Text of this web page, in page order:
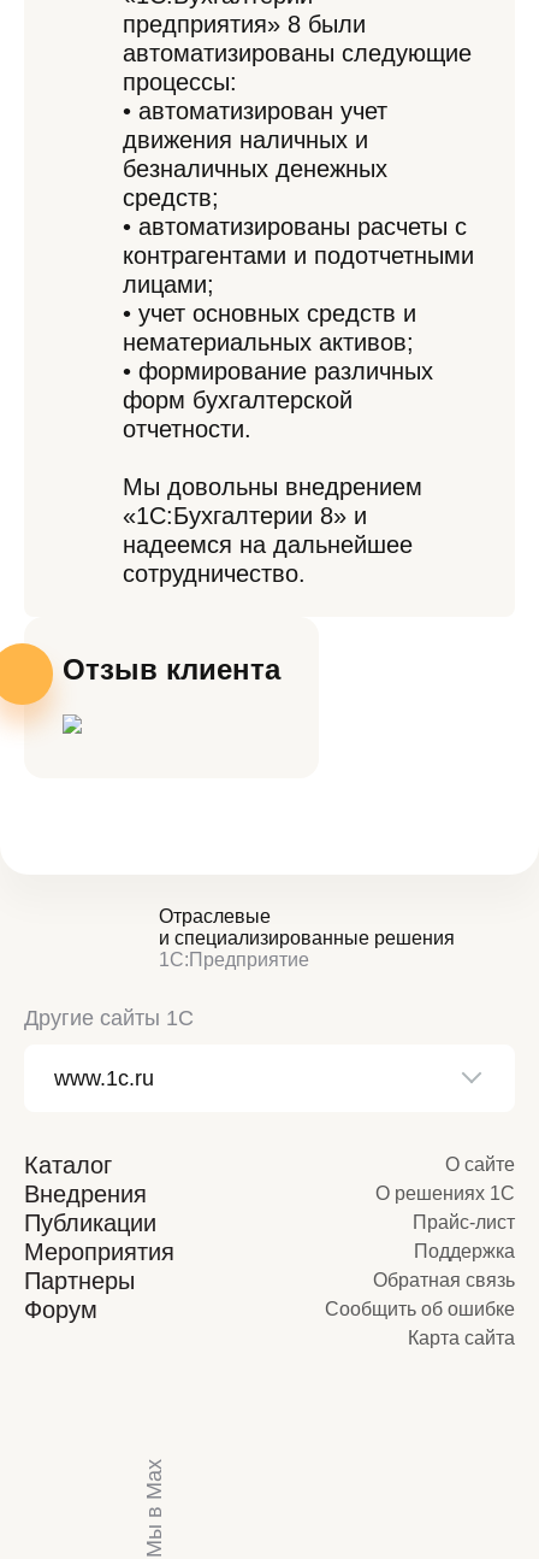
предприятия» 8 были
автоматизированы следующие
процессы:
• автоматизирован учет
движения наличных и
безналичных денежных
средств;
• автоматизированы расчеты с
контрагентами и подотчетными
лицами;
• учет основных средств и
нематериальных активов;
• формирование различных
форм бухгалтерской
отчетности.
Мы довольны внедрением
«1С:Бухгалтерии 8» и
надеемся на дальнейшее
сотрудничество.
Отзыв клиента
Отраслевые
и специализированные решения
1С:Предприятие
Другие сайты 1С
Каталог
Внедрения
Публикации
Мероприятия
Партнеры
Форум
О сайте
О решениях 1С
Прайс-лист
Поддержка
Обратная связь
Сообщить об ошибке
Карта сайта
Мы в Max